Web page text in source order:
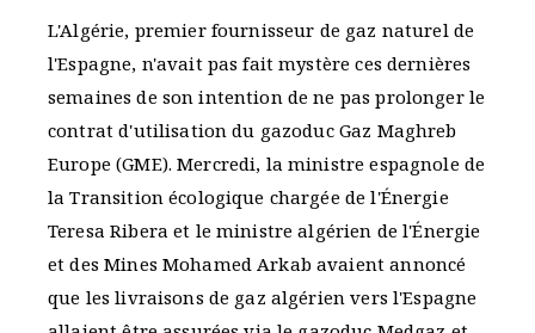
L'Algérie, premier fournisseur de gaz naturel de
l'Espagne, n'avait pas fait mystère ces dernières
semaines de son intention de ne pas prolonger le
contrat d'utilisation du gazoduc Gaz Maghreb
Europe (GME). Mercredi, la ministre espagnole de
la Transition écologique chargée de l'Énergie
Teresa Ribera et le ministre algérien de l'Énergie
et des Mines Mohamed Arkab avaient annoncé
que les livraisons de gaz algérien vers l'Espagne